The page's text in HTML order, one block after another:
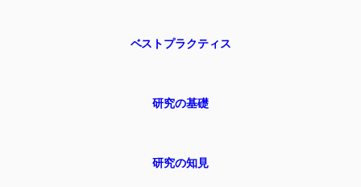
ベストプラクティス
研究の基礎
研究の知見